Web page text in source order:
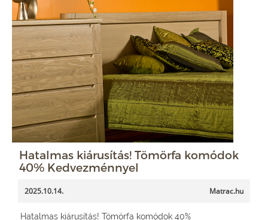
Hatalmas kiárusítás! Tömörfa komódok
40% Kedvezménnyel
2025.10.14. Matrac.hu
Hatalmas kiárusítás! Tömörfa komódok 40%